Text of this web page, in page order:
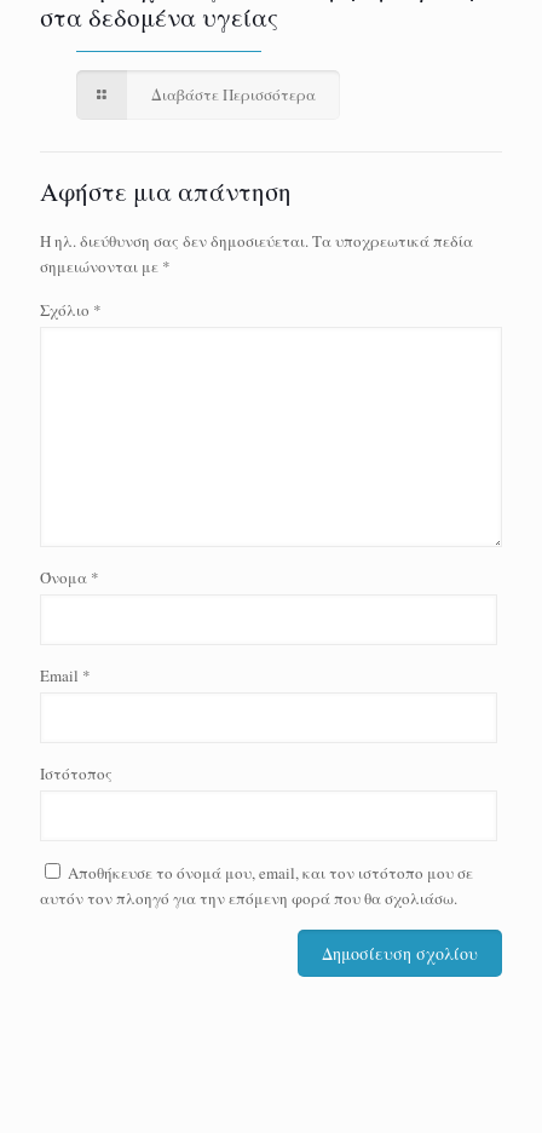
στα δεδομένα υγείας
Διαβάστε Περισσότερα
Αφήστε μια απάντηση
Η ηλ. διεύθυνση σας δεν δημοσιεύεται.Τα υποχρεωτικά πεδία
σημειώνονται με *
Σχόλιο *
Όνομα *
Email *
Ιστότοπος
Αποθήκευσε το όνομά μου, email, και τον ιστότοπο μου σε
αυτόν τον πλοηγό για την επόμενη φορά που θα σχολιάσω.